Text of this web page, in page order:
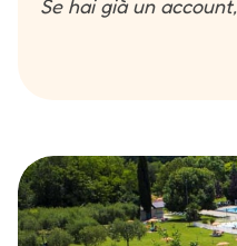
Se hai già un